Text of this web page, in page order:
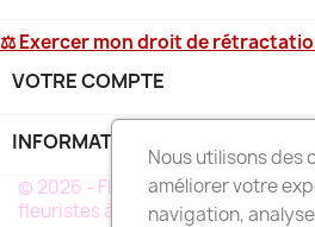
⚖ Exercer mon droit de
VOTRE COMPTE
INFORMATIONS
© 2026 - Fleurs-deuil-La-
fleuristes à votre service à LA
Nous utilisons des
améliorer votre
navigation,